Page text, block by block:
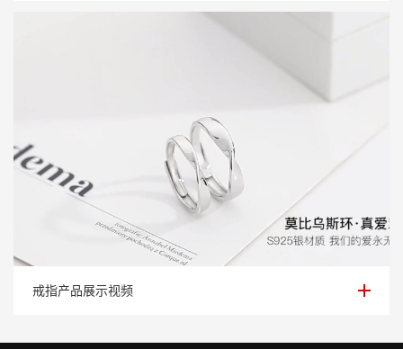
戒指产品展示视频
戒指产品展示视频